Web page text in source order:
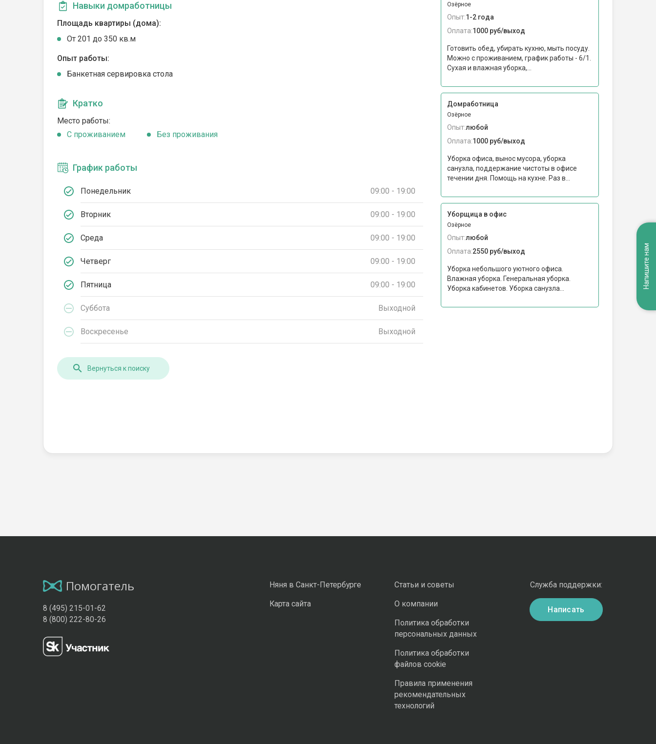
Навыки домработницы
Площадь квартиры (дома):
От 201 до 350 кв.м
Опыт работы:
Банкетная сервировка стола
Кратко
Место работы:
C проживанием
Без проживания
График работы
Понедельник 09:00 - 19:00
Вторник 09:00 - 19:00
Среда 09:00 - 19:00
Четверг 09:00 - 19:00
Пятница 09:00 - 19:00
Суббота Выходной
Воскресенье Выходной
Озёрное
Опыт:1-2 года
Оплата:1000 руб/выход
Готовить обед, убирать кухню, мыть посуду.
Можно с проживанием, график работы - 6/1.
Сухая и влажная уборка,...
Домработница
Озёрное
Опыт:любой
Оплата:1000 руб/выход
Уборка офиса, вынос мусора, уборка
санузла, поддержание чистоты в офисе
течении дня. Помощь на кухне. Раз в...
Уборщица в офис
Озёрное
Опыт:любой
Оплата:2550 руб/выход
Уборка небольшого уютного офиса.
Влажная уборка. Генеральная уборка.
Уборка кабинетов. Уборка санузла...
Вернуться к поиску
Помогатель
8 (495) 215-01-62
8 (800) 222-80-26
Няня в Санкт-Петербурге
Карта сайта
Статьи и советы
О компании
Политика обработки
персональных данных
Политика обработки
файлов cookie
Правила применения
рекомендательных
технологий
Служба поддержки:
Написать
Напишите нам